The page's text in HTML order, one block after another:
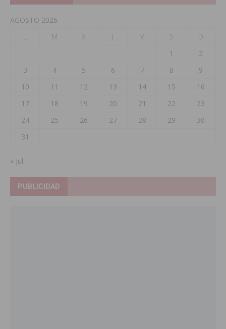
AGOSTO 2026
L
M X J V S
D
1
2
3
4 5 6 7 8
9
10
11 12 13 14 15
16
17
18 19 20 21 22
23
24
25 26 27 28 29
30
31
« Jul
PUBLICIDAD